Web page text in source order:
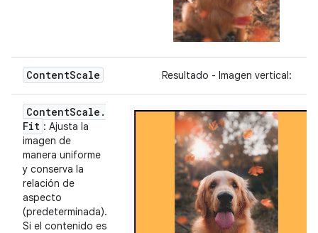
ContentScale Resultado - Imagen vertical:
ContentScale .
Fit : Ajusta la
imagen de
manera uniforme
y conserva la
relación de
aspecto
(predeterminada).
Si el contenido es